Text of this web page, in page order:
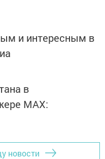
и интересным в
в
MАХ:
новости